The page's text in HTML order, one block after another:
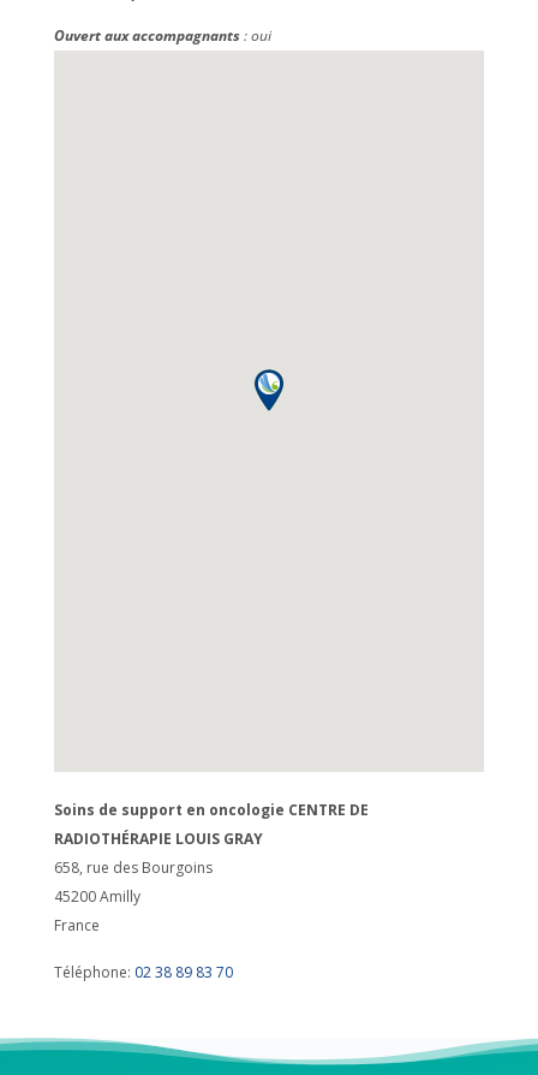
Ouvert aux accompagnants: oui
Soins de support en oncologie CENTRE DE
RADIOTHÉRAPIE LOUIS GRAY
658, rue des Bourgoins
45200Amilly
France
Téléphone: 02 38 89 83 70